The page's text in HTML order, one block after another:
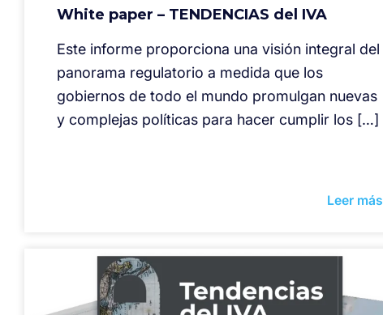
White paper – TENDENCIAS del IVA
Este informe proporciona una visión integral del
panorama regulatorio a medida que los
gobiernos de todo el mundo promulgan nuevas
y complejas políticas para hacer cumplir los […]
Leer más